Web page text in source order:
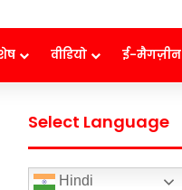
वीडियो ई-मैगज़ीन
Select Language
Hindi